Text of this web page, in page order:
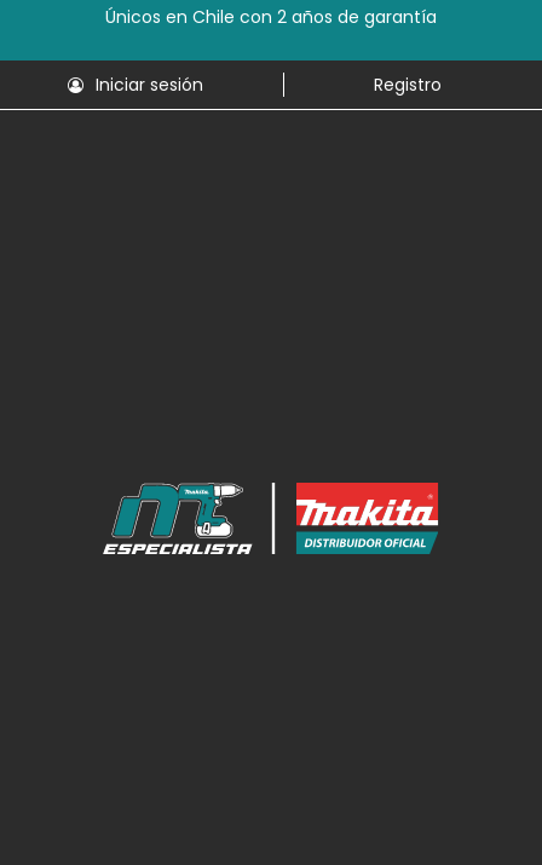
Únicos en Chile con 2 años de garantía
Iniciar sesión Registro